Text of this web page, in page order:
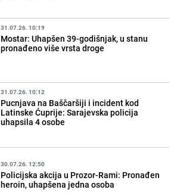
31.07.26. 10:19
Mostar: Uhapšen 39-godišnjak, u stanu
pronađeno više vrsta droge
31.07.26. 10:12
Pucnjava na Baščaršiji i incident kod
Latinske Ćuprije: Sarajevska policija
uhapsila 4 osobe
30.07.26. 12:50
Policijska akcija u Prozor-Rami: Pronađen
heroin, uhapšena jedna osoba